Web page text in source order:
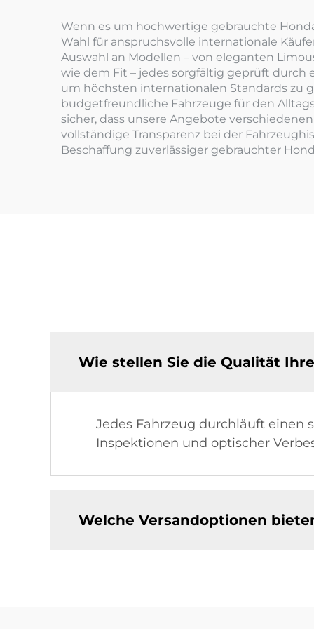
Wenn es um hochwertige gebrauchte
Wahl für anspruchsvolle internationale
Auswahl an Modellen – von eleganten
wie dem Fit – jedes sorgfältig geprüft durch
um höchsten internationalen Standards zu
budgetfreundliche Fahrzeuge für den
sicher, dass unsere Angebote
vollständige Transparenz bei der
Beschaffung zuverlässiger gebrauchter
Wie stellen Sie die Qualität
Jedes Fahrzeug durchläuft einen
Inspektionen und optischer
Welche Versandoptionen